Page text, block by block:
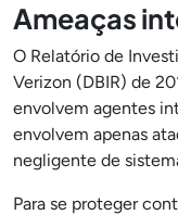
Ameaças
O Relatório de
Verizon (DBIR) de
envolvem agentes
envolvem apenas
negligente de
Para se proteger